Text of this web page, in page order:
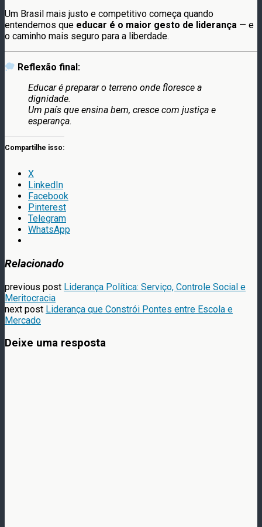
Um Brasil mais justo e competitivo começa quando
entendemos que educar é o maior gesto de liderança — e
o caminho mais seguro para a liberdade.
Reflexão final:
Educar é preparar o terreno onde floresce a
dignidade.
Um país que ensina bem, cresce com justiça e
esperança.
Compartilhe isso:
X
LinkedIn
Facebook
Pinterest
Telegram
WhatsApp
Relacionado
previous post Liderança Política: Serviço, Controle Social e
Meritocracia
next post Liderança que Constrói Pontes entre Escola e
Mercado
Deixe uma resposta